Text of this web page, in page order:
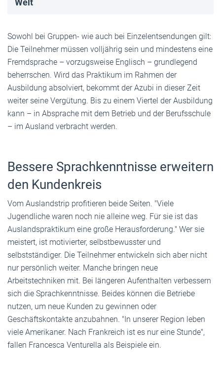
Sowohl bei Gruppen- wie auch bei Einzelentsendungen gilt:
Die Teilnehmer müssen volljährig sein und mindestens eine
Fremdsprache – vorzugsweise Englisch – grundlegend
beherrschen. Wird das Praktikum im Rahmen der
Ausbildung absolviert, bekommt der Azubi in dieser Zeit
weiter seine Vergütung. Bis zu einem Viertel der Ausbildung
kann – in Absprache mit dem Betrieb und der Berufsschule
– im Ausland verbracht werden.
Bessere Sprachkenntnisse erweitern
den Kundenkreis
Vom Auslandstrip profitieren beide Seiten. "Viele
Jugendliche waren noch nie alleine weg. Für sie ist das
Auslandspraktikum eine große Herausforderung." Wer sie
meistert, ist motivierter, selbstbewusster und
selbstständiger. Die Teilnehmer entwickeln sich aber nicht
nur persönlich weiter. Manche bringen neue
Arbeitstechniken mit. Bei längeren Aufenthalten verbessern
sich die Sprachkenntnisse. Beides können die Betriebe
nutzen, um neue Kunden zu gewinnen oder
Geschäftskontakte anzubahnen. "In unserer Region leben
viele Amerikaner. Nach Frankreich ist es nur eine Stunde",
fallen Francesca Venturella als Beispiele ein.